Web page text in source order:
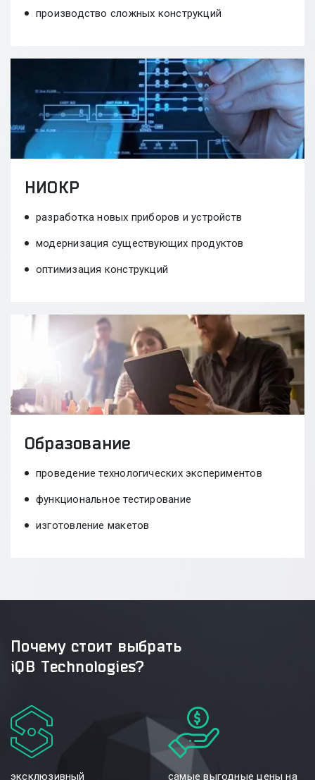
производство сложных конструкций
НИОКР
разработка новых приборов и устройств
модернизация существующих продуктов
оптимизация конструкций
Образование
проведение технологических экспериментов
функциональное тестирование
изготовление макетов
Почему стоит выбрать
iQB Technologies?
эксклюзивный
самые выгодные цены на